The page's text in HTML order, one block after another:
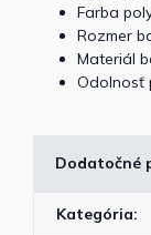
Farba
Rozmer
Materiál
Odolnosť
Dodatočné
Kategória: